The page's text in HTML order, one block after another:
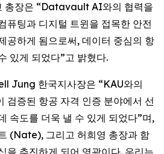
총장은 “Datavault AI와의 협력을
퓨팅과 디지털 트윈을 접목한 안전
공하게 됨으로써, 데이터 중심의 항
있게 되었다”고 밝혔다.
Jung 한국지사장은 “KAU와의
검증된 항공 자격 인증 분야에서 선
속도를 더욱 낼 수 있게 되었다”며,
(Nate), 그리고 허희영 총장과 함